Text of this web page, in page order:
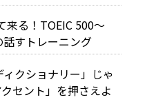
来る！TOEIC 500～
すトレーニング
クショナリー」じゃ
セント」を押さえよ